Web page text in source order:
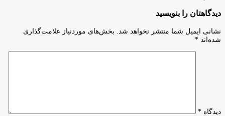
دیدگاهتان را بنویسید
نشانی ایمیل شما منتشر نخواهد شد.
بخش‌های موردنیاز علامت‌گذاری
شده‌اند *
دیدگاه *